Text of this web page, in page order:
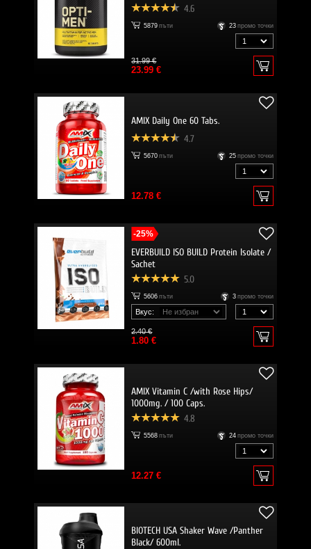
4.6
5879 пъти 23 промо точки
31.99 €
23.99 €
AMIX Daily One 60 Tabs.
4.7
5670 пъти 25 промо точки
12.78 €
-25%
EVERBUILD ISO BUILD Protein Isolate /
Sachet
5.0
5606 пъти 3 промо точки
Вкус:
2.40 €
1.80 €
AMIX Vitamin C /with Rose Hips/
1000mg. / 100 Caps.
4.8
5568 пъти 24 промо точки
12.27 €
BIOTECH USA Shaker Wave /Panther
Black/ 600ml.